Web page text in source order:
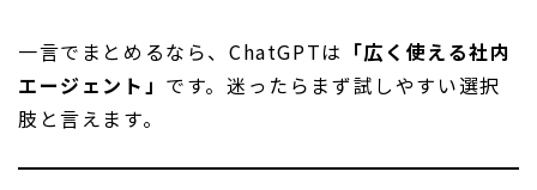
一言でまとめるなら、ChatGPTは 「広く使える社内
エージェント」 です。迷ったらまず試しやすい選択
肢と言えます。